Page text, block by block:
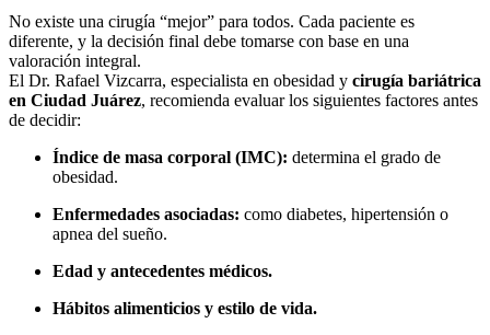
No existe una cirugía “mejor” para todos. Cada paciente es
diferente, y la decisión final debe tomarse con base en una
valoración integral.
El Dr. Rafael Vizcarra, especialista en obesidad y cirugía bariátrica
en Ciudad Juárez, recomienda evaluar los siguientes factores antes
de decidir:
Índice de masa corporal (IMC): determina el grado de
obesidad.
Enfermedades asociadas: como diabetes, hipertensión o
apnea del sueño.
Edad y antecedentes médicos.
Hábitos alimenticios y estilo de vida.